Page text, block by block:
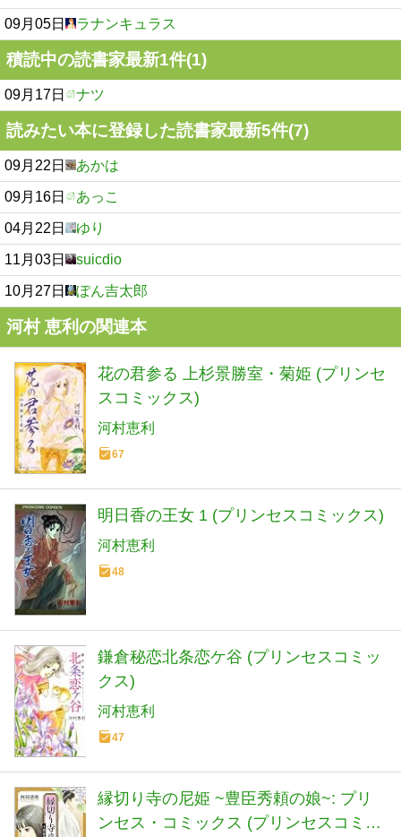
09月05日 ラナンキュラス
積読中の読書家最新1件(1)
09月17日 ナツ
読みたい本に登録した読書家最新5件(7)
09月22日 あかは
09月16日 あっこ
04月22日 ゆり
11月03日 suicdio
10月27日 ぽん吉太郎
河村 恵利の関連本
花の君参る 上杉景勝室・菊姫 (プリンセ
スコミックス)
河村恵利
67
明日香の王女 1 (プリンセスコミックス)
河村恵利
48
鎌倉秘恋北条恋ケ谷 (プリンセスコミッ
クス)
河村恵利
47
縁切り寺の尼姫 ~豊臣秀頼の娘~: プリ
ンセス・コミックス (プリンセスコミッ